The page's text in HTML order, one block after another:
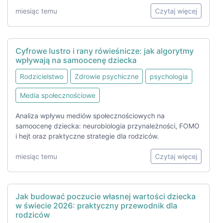
miesiąc temu Czytaj więcej
Cyfrowe lustro i rany rówieśnicze: jak algorytmy
wpływają na samoocenę dziecka
Rodzicielstwo Zdrowie psychiczne psychologia
Media społecznościowe
Analiza wpływu mediów społecznościowych na
samoocenę dziecka: neurobiologia przynależności, FOMO
i hejt oraz praktyczne strategie dla rodziców.
miesiąc temu Czytaj więcej
Jak budować poczucie własnej wartości dziecka
w świecie 2026: praktyczny przewodnik dla
rodziców